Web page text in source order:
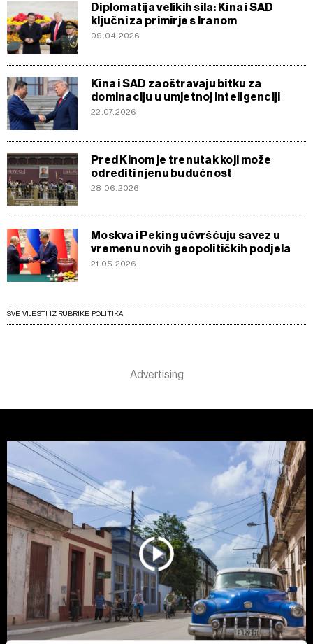
Diplomatija velikih sila: Kina i SAD
ključni za primirje s Iranom
09.04.2026
Kina i SAD zaoštravaju bitku za
dominaciju u umjetnoj inteligenciji
22.07.2026
Pred Kinom je trenutak koji može
odrediti njenu budućnost
28.06.2026
Moskva i Peking učvršćuju savez u
vremenu novih geopolitičkih podjela
21.05.2026
SVE VIJESTI IZ RUBRIKE POLITIKA